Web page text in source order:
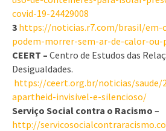
covid-19-24429008
3 https://noticias.r7.com/brasil/em-
podem-morrer-sem-ar-de-calor-ou-
CEERT – Centro de Estudos das
Desigualdades.
https://ceert.org.br/noticias/saude/
apartheid-invisivel-e-silencioso/
Serviço Social contra o Racismo –
http://